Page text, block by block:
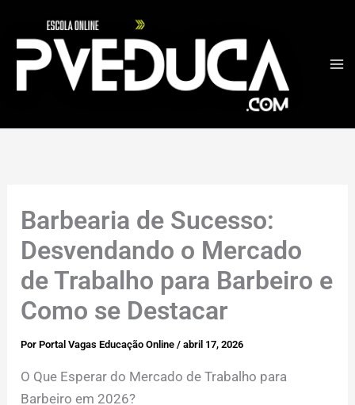
Barbearia de Sucesso:
Desvendando o Mercado
de Trabalho para Barbeiro e
Como se Destacar
PorPortal Vagas Educação Online/abril 17, 2026
O Que Esperar do Mercado de Trabalho para
Barbeiro em 2026?